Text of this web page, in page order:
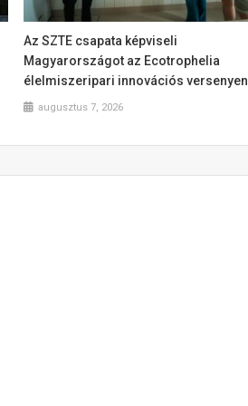
Az SZTE csapata képviseli
Magyarországot az Ecotrophelia
élelmiszeripari innovációs versenyen
augusztus 7, 2026